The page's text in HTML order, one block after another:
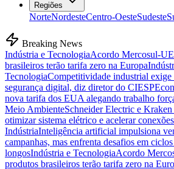
Regiões
NorteNordesteCentro-OesteSudeste
Breaking News
Indústria e TecnologiaAcordo Mercosul-
brasileiros terão tarifa zero na Europa
TecnologiaCompetitividade industrial exige
segurança digital, diz diretor do CIESP
nova tarifa dos EUA alegando trabalho
Meio AmbienteSchneider Electric e
otimizar sistema elétrico e acelerar
IndústriaInteligência artificial impulsiona
campanhas, mas enfrenta desafios em
longosIndústria e TecnologiaAcordo
produtos brasileiros terão tarifa zero na